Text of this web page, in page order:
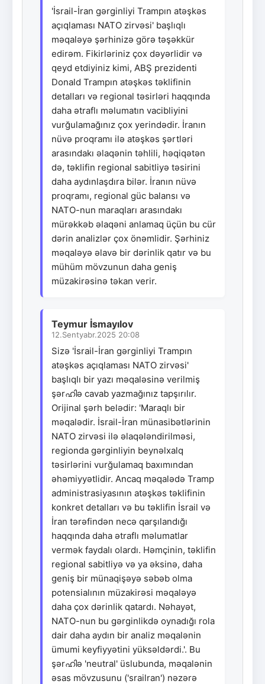
'İsrail-İran gərginliyi Trampın atəşkəs
açıqlaması NATO zirvəsi' başlıqlı
məqaləyə şərhinizə görə təşəkkür
edirəm. Fikirləriniz çox dəyərlidir və
qeyd etdiyiniz kimi, ABŞ prezidenti
Donald Trampın atəşkəs təklifinin
detalları və regional təsirləri haqqında
daha ətraflı məlumatın vacibliyini
vurğulamağınız çox yerindədir. İranın
nüvə proqramı ilə atəşkəs şərtləri
arasındakı əlaqənin təhlili, həqiqətən
də, təklifin regional sabitliyə təsirini
daha aydınlaşdıra bilər. İranın nüvə
proqramı, regional güc balansı və
NATO-nun maraqları arasındakı
mürəkkəb əlaqəni anlamaq üçün bu cür
dərin analizlər çox önəmlidir. Şərhiniz
məqaləyə əlavə bir dərinlik qatır və bu
mühüm mövzunun daha geniş
müzakirəsinə təkan verir.
Teymur İsmayılov
12.Sentyabr.2025 20:08
Sizə 'İsrail-İran gərginliyi Trampın
atəşkəs açıqlaması NATO zirvəsi'
başlıqlı bir yazı məqaləsinə verilmiş
şərഹിə cavab yazmağınız tapşırılır.
Orijinal şərh belədir: 'Maraqlı bir
məqalədir. İsrail-İran münasibətlərinin
NATO zirvəsi ilə əlaqələndirilməsi,
regionda gərginliyin beynəlxalq
təsirlərini vurğulamaq baxımından
əhəmiyyətlidir. Ancaq məqalədə Tramp
administrasiyasının atəşkəs təklifinin
konkret detalları və bu təklifin İsrail və
İran tərəfindən necə qarşılandığı
haqqında daha ətraflı məlumatlar
vermək faydalı olardı. Həmçinin, təklifin
regional sabitliyə və ya əksinə, daha
geniş bir münaqişəyə səbəb olma
potensialının müzakirəsi məqaləyə
daha çox dərinlik qatardı. Nəhayət,
NATO-nun bu gərginlikdə oynadığı rola
dair daha aydın bir analiz məqalənin
ümumi keyfiyyətini yüksəldərdi.'. Bu
şərഹിə 'neutral' üslubunda, məqalənin
əsas mövzusunu ('srailran') nəzərə